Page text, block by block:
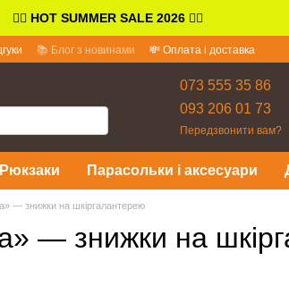
👉🏻 HOT SUMMER SALE 2026👈🏻
📚 Блог з новинами
💸 Оплата і доставка
073 555 35 86
093 206 01 73
Передзвонити вам?
Рюкзаки Парасольки і аксесуари
— знижки на шкіргалантерею
— знижки на